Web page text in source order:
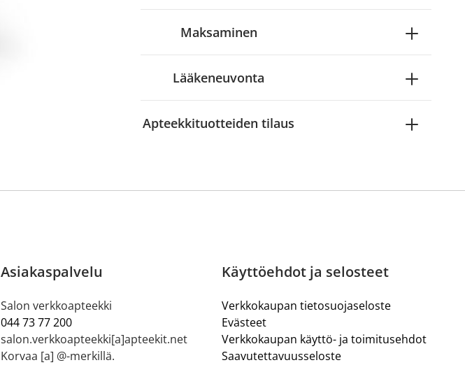
Maksaminen
Lääkeneuvonta
Apteekkituotteiden tilaus
Asiakaspalvelu
Salon verkkoapteekki
044 73 77 200
salon.verkkoapteekki[a]apteekit.net
Korvaa [a] @-merkillä.
Käyttöehdot ja selosteet
Verkkokaupan tietosuojaseloste
Evästeet
Verkkokaupan käyttö- ja toimitusehdot
Saavutettavuusseloste